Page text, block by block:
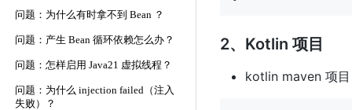
问题：为什么有时拿不到 Bean ？
问题：产生 Bean 循环依赖怎么办？
问题：怎样启用 Java21 虚拟线程？
问题：为什么 injection failed（注入
失败）？
2、Kotlin 项目
kotlin maven 项目